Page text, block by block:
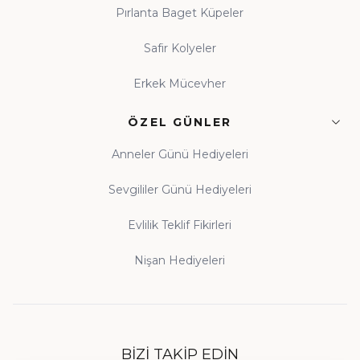
Pırlanta Baget Küpeler
Safir Kolyeler
Erkek Mücevher
ÖZEL GÜNLER
Anneler Günü Hediyeleri
Sevgililer Günü Hediyeleri
Evlilik Teklif Fikirleri
Nişan Hediyeleri
BIZI TAKIP EDIN